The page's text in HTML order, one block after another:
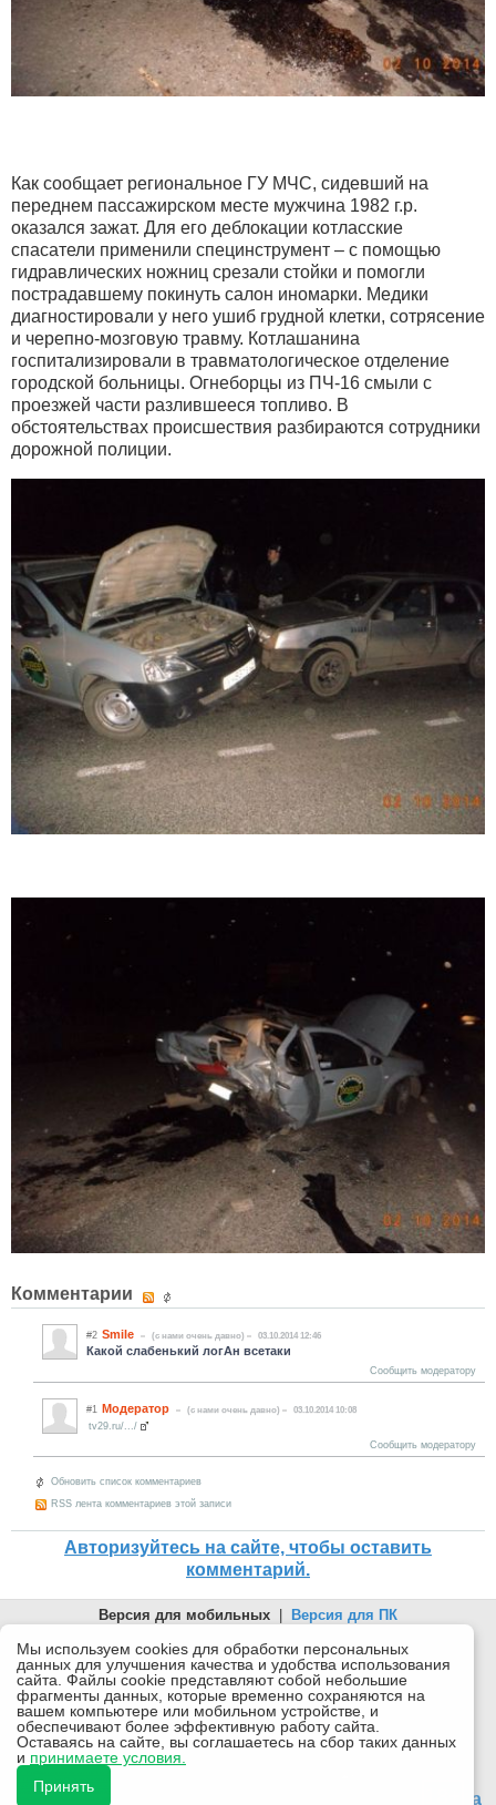
Как сообщает региональное ГУ МЧС, сидевший на
переднем пассажирском месте мужчина 1982 г.р.
оказался зажат. Для его деблокации котласские
спасатели применили специнструмент – с помощью
гидравлических ножниц срезали стойки и помогли
пострадавшему покинуть салон иномарки. Медики
диагностировали у него ушиб грудной клетки, сотрясение
и черепно-мозговую травму. Котлашанина
госпитализировали в травматологическое отделение
городской больницы. Огнеборцы из ПЧ-16 смыли с
проезжей части разлившееся топливо. В
обстоятельствах происшествия разбираются сотрудники
дорожной полиции.
Комментарии
#2 Smile (c нами очень давно) 03.10.2014 12:46
Какой слабенький логАн всетаки
Сообщить модератору
#1 Модератор (c нами очень давно) 03.10.2014 10:08
tv29.ru/.../
Сообщить модератору
Обновить список комментариев
RSS лента комментариев этой записи
Авторизуйтесь на сайте, чтобы оставить
комментарий.
Версия для мобильных
Версия для ПК
© 2026 Беломорканал Северодвинск tv29.ru
Joomla!is Free Software released under the GNU General Public
License.
Mobile version byMobile Joomla!
Desktop Version
СИ "Информационное агентство "Беломорканал" регистрационный номер ЭЛ № ФС77-77001 от
массовых коммуникаций (Роскомнадзор). Учредитель: ООО "ТВ29". Главный редактор: Рудалев А.Г.
Беломорканал - новостной сайт Архангельской области: новости Северодвинска, новости поморья,
Мы используем cookies для обработки персональных
данных для улучшения качества и удобства использования
сайта. Файлы cookie представляют собой небольшие
фрагменты данных, которые временно сохраняются на
вашем компьютере или мобильном устройстве, и
обеспечивают более эффективную работу сайта.
Оставаясь на сайте, вы соглашаетесь на сбор таких данных
и принимаете условия.
Принять